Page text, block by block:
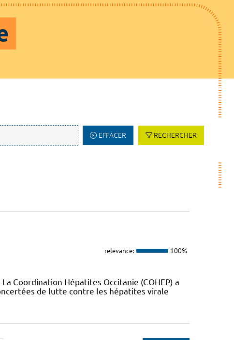
EFFACER RECHERCHER
relevance: 100%
Coordination Hépatites Occitanie (COHEP) a
de lutte contre les hépatites virale